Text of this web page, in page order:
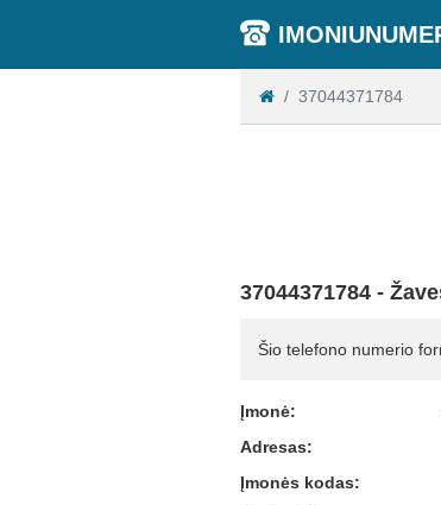
37044371784
37044371784 -
Šio telefono numerio
Įmonė:
Adresas:
Įmonės kodas: